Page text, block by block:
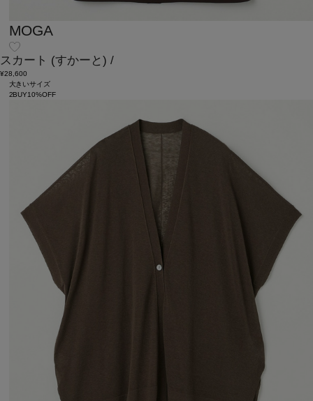
MOGA
スカート (すかーと) /
¥28,600
大きいサイズ
2BUY10%OFF